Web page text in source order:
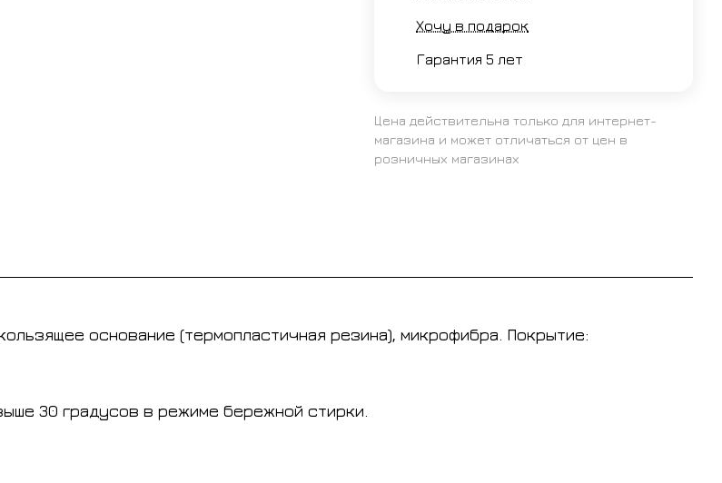
Хочу в подарок
Гарантия 5 лет
Цена действительна только для интернет-
магазина и может отличаться от цен в
розничных магазинах
основание (термопластичная резина), микрофибра. Покрытие:
30 градусов в режиме бережной стирки.